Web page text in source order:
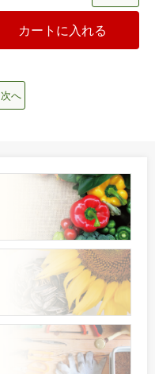
カートに入れる
次へ